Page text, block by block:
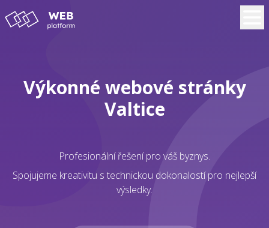
Výkonné webové stránky
Valtice
Profesionální řešení pro váš byznys.
Spojujeme kreativitu s technickou dokonalostí pro nejlepší
výsledky.